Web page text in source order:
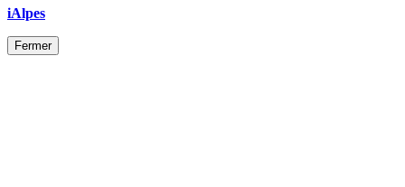
iAlpes
Fermer